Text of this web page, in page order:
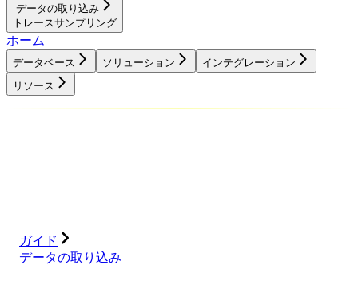
データの取り込み
トレースサンプリング
ホーム
データベース ソリューション
インテグレーション
リソース
ガイド
データの取り込み